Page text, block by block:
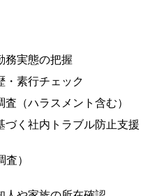
務実態の把握
・素行チェック
（ハラスメント含む）
づく社内トラブル防止支援
）